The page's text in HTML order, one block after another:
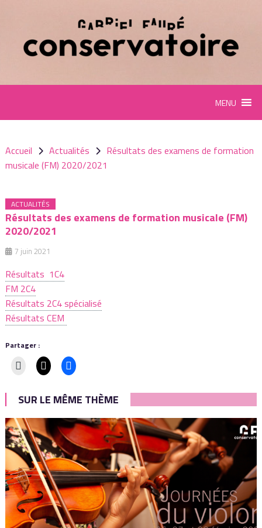
MENU
Accueil Actualités
Résultats des examens de formation
musicale (FM) 2020/2021
ACTUALITÉS
Résultats des examens de formation musicale (FM)
2020/2021
7 juin 2021
Résultats 1C4
FM 2C4
Résultats 2C4 spécialisé
Résultats CEM
Partager :
SUR LE MÊME THÈME